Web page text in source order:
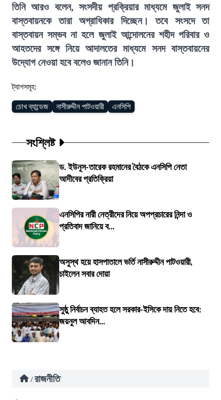
তিনি আরও বলেন, সংসদীয় প্রক্রিয়ার মাধ্যমে জুলাই সনদ
বাস্তবায়নকে তারা অগ্রাধিকার দিচ্ছেন। তবে সংসদে তা
বাস্তবায়ন সম্ভব না হলে জুলাই আন্দোলনের শহীদ পরিবার ও
আহতদের সঙ্গে নিয়ে আদালতের মাধ্যমে সনদ বাস্তবায়নের
উদ্যোগ নেওয়া হবে বলেও জানান তিনি।
ট্যাগসমূহ:
চোখ ব্যান্ডেজ নাসীরুদ্দীন পাটওয়ারী এনসিপি
সংশ্লিষ্ট
ড. ইউনূস-তারেক রহমানের বৈঠকে এনসিপি নেতা
আদীবের প্রতিক্রিয়া
এনসিপির নারী নেত্রীদের নিয়ে অপপ্রচারের নিন্দা ও
প্রতিবাদ জানিয়ে ব...
অসুস্থ হয়ে হাসপাতালে ভর্তি নাসীরুদ্দীন পাটওয়ারী,
চাইলেন সবার দোয়া
সুষ্ঠু নির্বাচন ব্যাহত হলে সরকার-ইসিকে দায় নিতে হবে:
জয়নুল আবদিন...
/ রাজনীতি